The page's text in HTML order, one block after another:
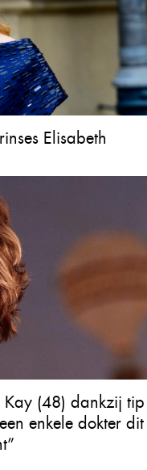
Elisabeth
(48) dankzij tip
enkele dokter dit